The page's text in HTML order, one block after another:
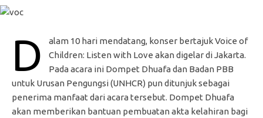
D
alam 10 hari mendatang, konser bertajuk Voice of
Children: Listen with Love akan digelar di Jakarta.
Pada acara ini Dompet Dhuafa dan Badan PBB
untuk Urusan Pengungsi (UNHCR) pun ditunjuk sebagai
penerima manfaat dari acara tersebut. Dompet Dhuafa
akan memberikan bantuan pembuatan akta kelahiran bagi